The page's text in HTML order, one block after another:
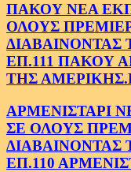
ΠΑΚΟΥ ΝΕΑ
ΟΛΟΥΣ
ΔΙΑΒΑΙΝΟΝΤΑΣ
ΕΠ.111 ΠΑΚΟΥ
ΤΗΣ
ΑΡΜΕΝΙΣΤΑΡΙ
ΣΕ ΟΛΟΥΣ
ΔΙΑΒΑΙΝΟΝΤΑΣ
ΕΠ.110